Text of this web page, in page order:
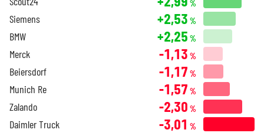
%
Siemens +2,53 %
BMW +2,25 %
Merck -1,13 %
Beiersdorf -1,17 %
Munich Re -1,57 %
Zalando -2,30 %
Daimler Truck -3,01 %